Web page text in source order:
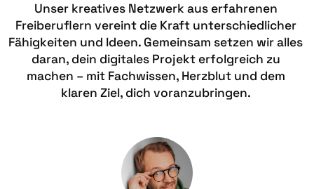
Unser kreatives Netzwerk aus erfahrenen
Freiberuflern vereint die Kraft unterschiedlicher
Fähigkeiten und Ideen. Gemeinsam setzen wir alles
daran, dein digitales Projekt erfolgreich zu
machen – mit Fachwissen, Herzblut und dem
klaren Ziel, dich voranzubringen.